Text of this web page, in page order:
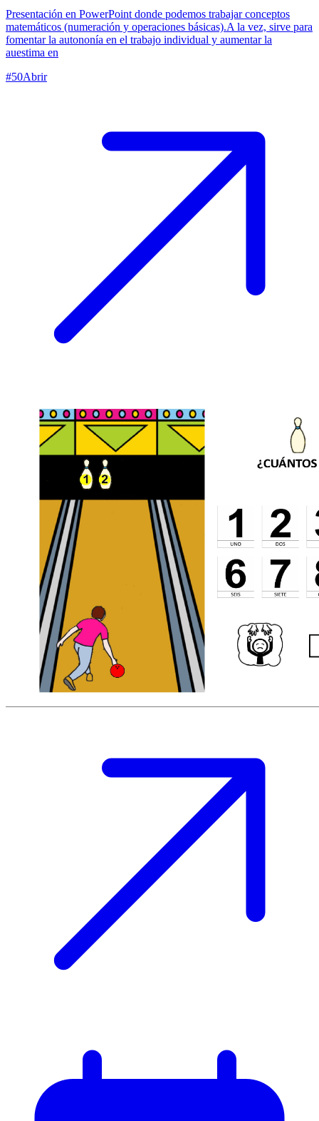
Presentación en PowerPoint donde podemos trabajar conceptos
matemáticos (numeración y operaciones básicas).A la vez, sirve para
fomentar la autononía en el trabajo individual y aumentar la
auestima en
#50Abrir